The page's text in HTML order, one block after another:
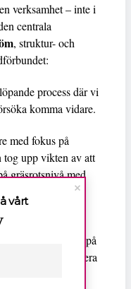
verksamhet – inte i
centrala
, struktur- och
process där vi
komma vidare.
med fokus på
tog upp vikten av att
gräsrotsnivå med
prata om det vi
bland annat på
utan även att agera
ett steg tillbaka:
vårt